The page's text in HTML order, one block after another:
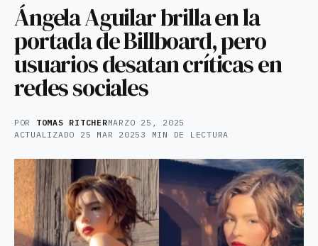
Ángela Aguilar brilla en la
portada de Billboard, pero
usuarios desatan críticas en
redes sociales
POR TOMAS RITCHERMARZO 25, 2025
ACTUALIZADO 25 MAR 2025 3 MIN DE LECTURA